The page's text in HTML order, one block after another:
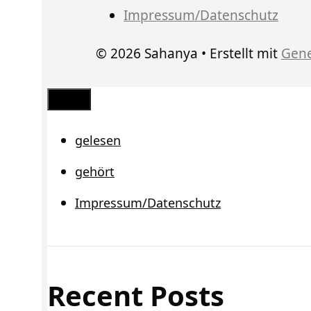
Impressum/Datenschutz
© 2026 Sahanya • Erstellt mit
Schließen
gelesen
gehört
Impressum/Datenschutz
Recent Posts